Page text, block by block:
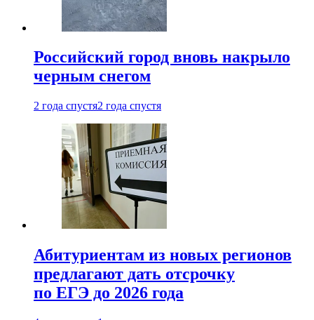
Российский город вновь накрыло
черным снегом
2 года спустя2 года спустя
Абитуриентам из новых регионов
предлагают дать отсрочку
по ЕГЭ до 2026 года